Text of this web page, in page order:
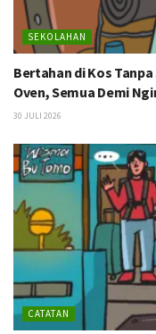
SEKOLAHAN
Bertahan di Kos
Oven, Semua Demi
30 JULI 2026
CATATAN